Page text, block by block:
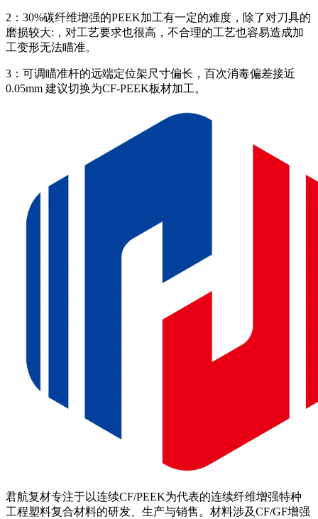
2：30%碳纤维增强的PEEK加工有一定的难度，除了对刀具的
磨损较大:，对工艺要求也很高，不合理的工艺也容易造成加
工变形无法瞄准。
3：可调瞄准杆的远端定位架尺寸偏长，百次消毒偏差接近
0.05mm 建议切换为CF-PEEK板材加工。
君航复材专注于以连续CF/PEEK为代表的连续纤维增强特种
工程塑料复合材料的研发、生产与销售。材料涉及CF/GF增强